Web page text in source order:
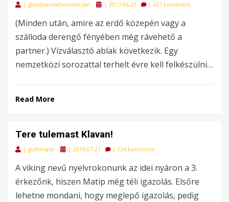
| glenthemathematician
Posted
| 2017-06-21 | 427 komment
(Minden után, amire az erdő közepén vagy a
szálloda derengő fényében még rávehető a
partner.) Vízválasztó ablak következik. Egy
nemzetközi sorozattal terhelt évre kell felkészülni…
Read More
Tere tulemast Klavan!
| guthmate
Posted
| 2016-07-21 | 134 komment
A viking nevű nyelvrokonunk az idei nyáron a 3.
érkezőnk, hiszen Matip még téli igazolás. Elsőre
lehetne mondani, hogy meglepő igazolás, pedig